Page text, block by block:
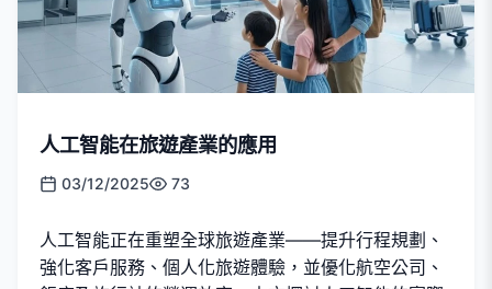
人工智能在旅遊產業的應用
03/12/2025 73
人工智能正在重塑全球旅遊產業——提升行程規劃、
強化客戶服務、個人化旅遊體驗，並優化航空公司、